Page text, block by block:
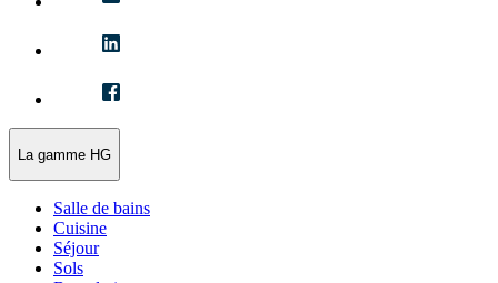
La gamme HG
Salle de bains
Cuisine
Séjour
Sols